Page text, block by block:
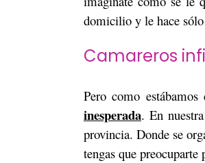
domicilio y le hace
Camareros
Pero como estábamos
inesperada. En
provincia. Donde se
tengas que